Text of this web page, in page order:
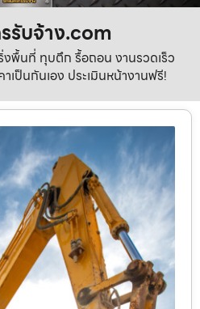
รับจ้าง.com
งพื้นที่ ทุบตึก รื้อถอน งานรวดเร็ว
เป็นกันเอง ประเมินหน้างานฟรี!